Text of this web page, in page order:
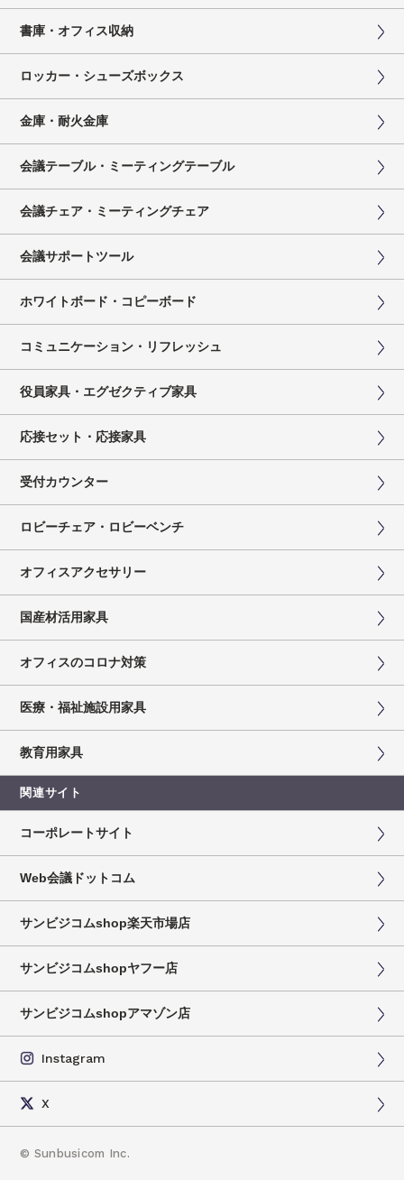
書庫・オフィス収納
ロッカー・シューズボックス
金庫・耐火金庫
会議テーブル・ミーティングテーブル
会議チェア・ミーティングチェア
会議サポートツール
ホワイトボード・コピーボード
コミュニケーション・リフレッシュ
役員家具・エグゼクティブ家具
応接セット・応接家具
受付カウンター
ロビーチェア・ロビーベンチ
オフィスアクセサリー
国産材活用家具
オフィスのコロナ対策
医療・福祉施設用家具
教育用家具
関連サイト
コーポレートサイト
Web会議ドットコム
サンビジコムshop楽天市場店
サンビジコムshopヤフー店
サンビジコムshopアマゾン店
Instagram
X
© Sunbusicom Inc.